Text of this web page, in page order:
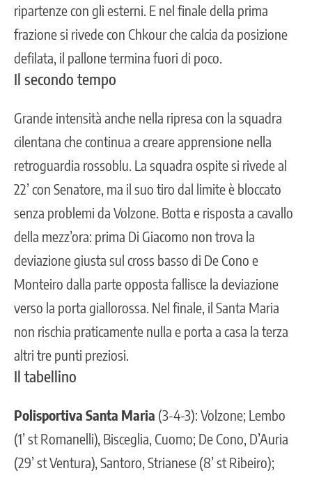
ripartenze con gli esterni. E nel finale della prima
frazione si rivede con Chkour che calcia da posizione
defilata, il pallone termina fuori di poco.
Il secondo tempo
Grande intensità anche nella ripresa con la squadra
cilentana che continua a creare apprensione nella
retroguardia rossoblu. La squadra ospite si rivede al
22’ con Senatore, ma il suo tiro dal limite è bloccato
senza problemi da Volzone. Botta e risposta a cavallo
della mezz’ora: prima Di Giacomo non trova la
deviazione giusta sul cross basso di De Cono e
Monteiro dalla parte opposta fallisce la deviazione
verso la porta giallorossa. Nel finale, il Santa Maria
non rischia praticamente nulla e porta a casa la terza
altri tre punti preziosi.
Il tabellino
Polisportiva Santa Maria (3-4-3): Volzone; Lembo
(1’ st Romanelli), Bisceglia, Cuomo; De Cono, D’Auria
(29’ st Ventura), Santoro, Strianese (8’ st Ribeiro);